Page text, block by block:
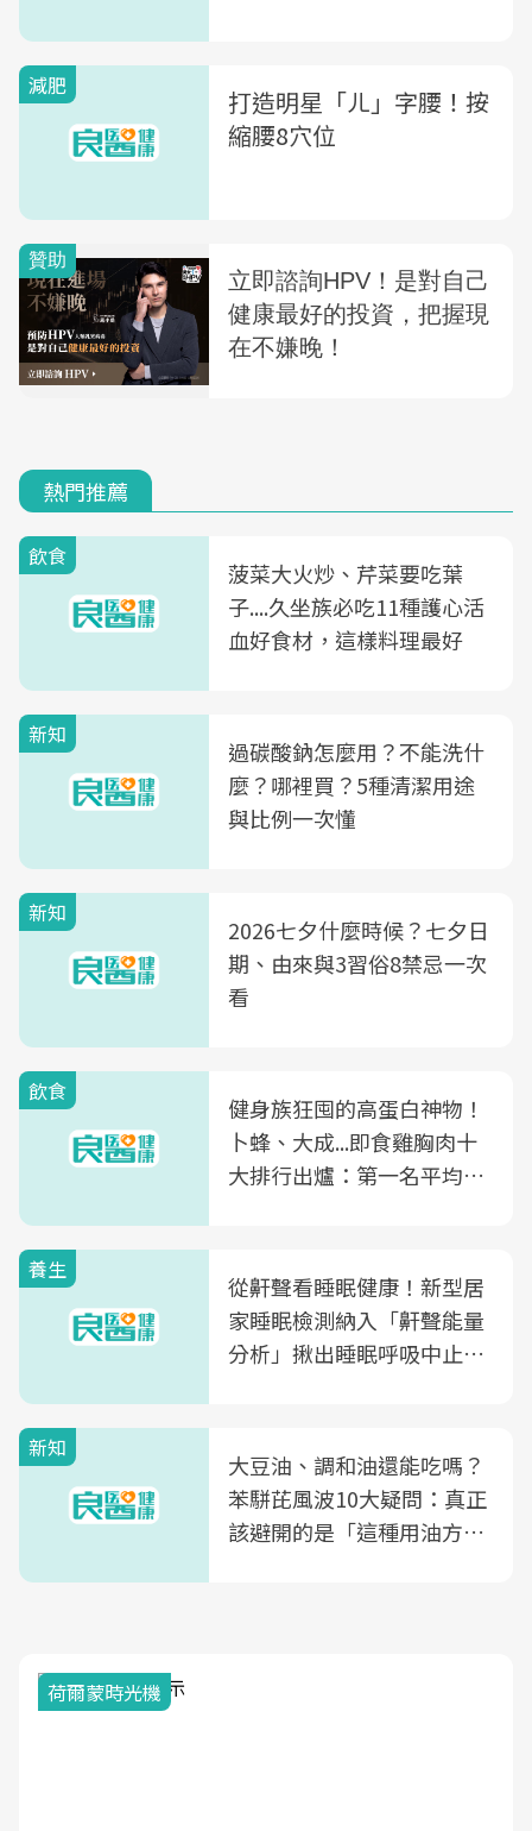
減肥
打造明星「ㄦ」字腰！按
縮腰8穴位
熱門推薦
飲食
菠菜大火炒、芹菜要吃葉
子....久坐族必吃11種護心活
血好食材，這樣料理最好
新知
過碳酸鈉怎麼用？不能洗什
麼？哪裡買？5種清潔用途
與比例一次懂
新知
2026七夕什麼時候？七夕日
期、由來與3習俗8禁忌一次
看
飲食
健身族狂囤的高蛋白神物！
卜蜂、大成...即食雞胸肉十
大排行出爐：第一名平均一
養生
從鼾聲看睡眠健康！新型居
家睡眠檢測納入「鼾聲能量
分析」揪出睡眠呼吸中止症
新知
大豆油、調和油還能吃嗎？
苯駢芘風波10大疑問：真正
該避開的是「這種用油方
荷爾蒙時光機